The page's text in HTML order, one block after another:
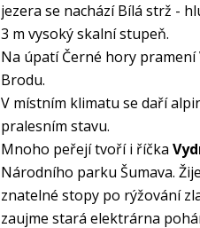
jezera se nachází Bílá strž -
3 m vysoký skalní stupeň.
Na úpatí Černé hory pramení
Brodu.
V místním klimatu se daří
pralesním stavu.
Mnoho peřejí tvoří i říčka
Národního parku Šumava.
znatelné stopy po rýžování
zaujme stará elektrárna